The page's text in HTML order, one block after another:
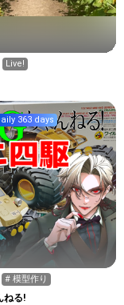
Live!
363 days
# 模型作り
ねる!